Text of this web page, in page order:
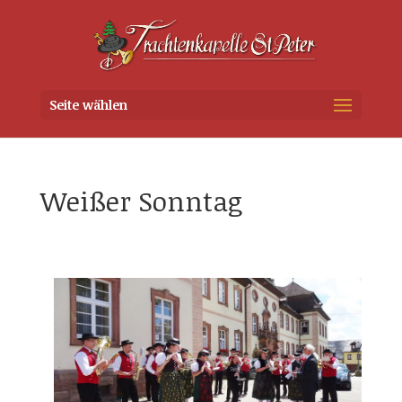
Seite wählen
Weißer Sonntag